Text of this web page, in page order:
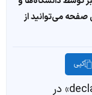
صفحه می‌توانید از
کپی